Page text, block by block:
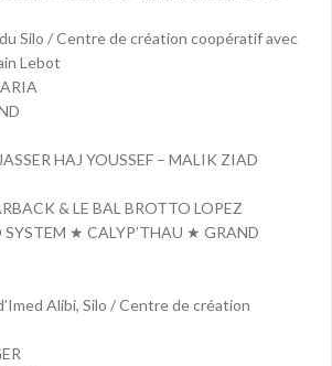
Silo / Centre de création coopératif avec
Lebot
HAJ YOUSSEF – MALIK ZIAD
& LE BAL BROTTO LOPEZ
★ CALYP’THAU ★ GRAND
Alibi, Silo / Centre de création